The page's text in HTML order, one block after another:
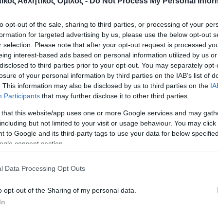
opt-out of the sale, sharing to third parties, or processing of your
for targeted advertising by us, please use the below opt-out
selection. Please note that after your opt-out request is processed
interest-based ads based on personal information utilized by us
to third parties prior to your opt-out. You may separately
of your personal information by third parties on the IAB’s list of
This information may also be disclosed by us to third parties on the
Participants that may further disclose it to other third parties.
that this website/app uses one or more Google services and may
but not limited to your visit or usage behaviour. You may
to Google and its third-party tags to use your data for below
consent section.
Data Processing Opt Outs
opt-out of the Sharing of my personal data.
του Παναθηναϊκού
Ελλάδα-Ιαπωνία, προκριματικά
του Κουρούβανη από πλευράς ΠΑΟ
Θεσσαλονίκη Ηράκλειοι αγώνες κλ.
σπρίντερ του ΠΑΟ, Χρήστου Ρούμτσιου
Αναγέννηση Λαμίας
Μίλων 13η αγωνιστική Volleyleague